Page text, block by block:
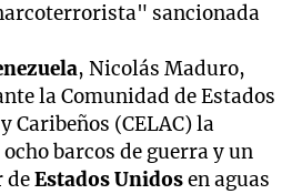
sancionada
, Nicolás Maduro,
la Comunidad de Estados
Caribeños (CELAC) la
barcos de guerra y un
deEstados Unidosen aguas